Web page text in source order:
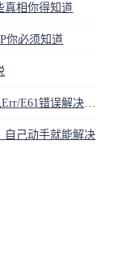
真相你得知道
你必须知道
自己动手就能解决